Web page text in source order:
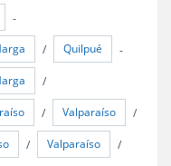
-
/ Quilpué -
/
/ Valparaíso /
/ Valparaíso /